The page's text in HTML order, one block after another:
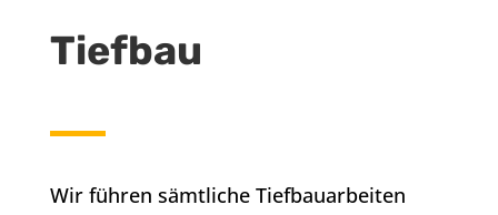
Tiefbau
Wir führen sämtliche Tiefbauarbeiten